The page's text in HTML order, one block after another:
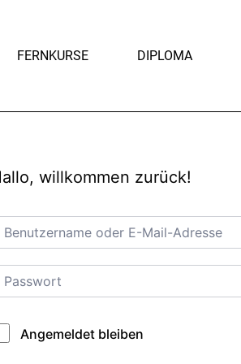
FERNKURSE DIPLOMA
willkommen zurück!
Angemeldet bleiben